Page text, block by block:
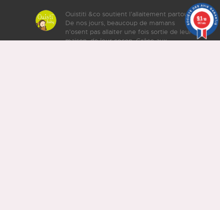
Ouistiti &co soutient l’allaitement partout.
De nos jours, beaucoup de mamans
n'osent pas allaiter une fois sortie de leur
maison, de leur cocon. Grâce aux
9.1/10
643 avis